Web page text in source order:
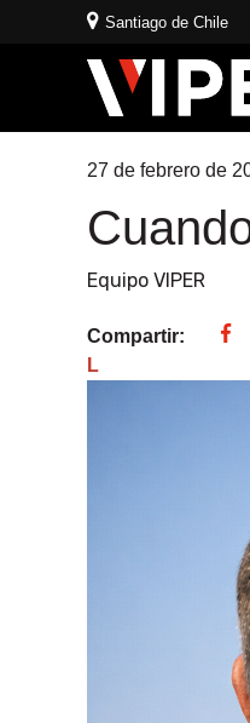
Santiago de Chile
27 de febrero de
Equipo VIPER
Compartir:
L